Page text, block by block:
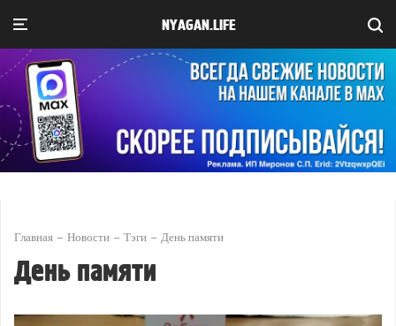
NYAGAN.LIFE
Главная Новости Тэги День памяти
День памяти